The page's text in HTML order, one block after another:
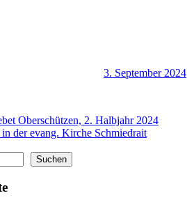
3. September 2024
Oberschützen, 2. Halbjahr 2024
der evang. Kirche Schmiedrait
Suchen